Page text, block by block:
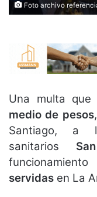
Foto archivo
Una multa que
medio de pesos
Santiago, a
sanitarios
servidas en La